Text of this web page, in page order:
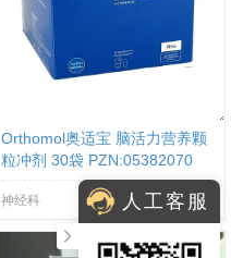
Orthomol奥适宝 脑活力营养颗
粒冲剂 30袋 PZN:05382070
神经科 人工客服